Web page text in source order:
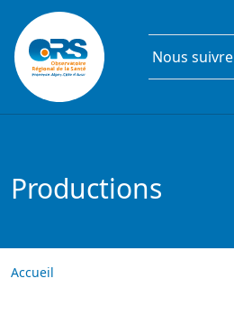
Aller au contenu principal
Nous suivre
Productions
Accueil